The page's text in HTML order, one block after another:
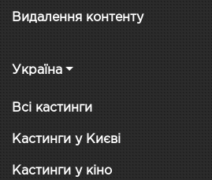
Видалення контенту
Україна
Всі кастинги
Кастинги у Києві
Кастинги у кіно